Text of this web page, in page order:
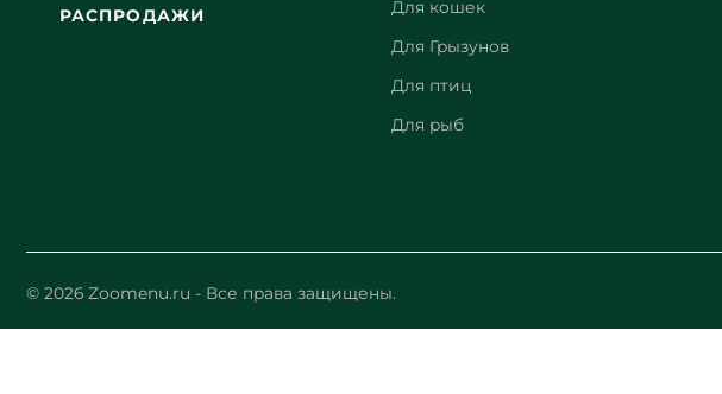
РАСПРОДАЖИ Для кошек
Для Грызунов
Для птиц
Для рыб
© 2026 Zoomenu.ru - Все права защищены.